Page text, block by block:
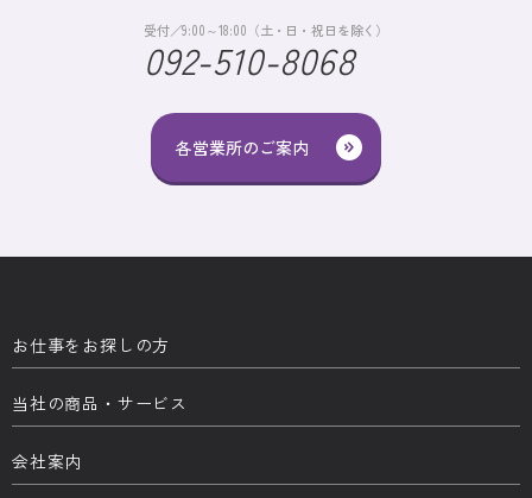
各営業所のご案内
受付／9:00～18:00（土・日・祝日を除く）
092-510-8068
お仕事をお探しの方
当社の商品・サービス
会社案内